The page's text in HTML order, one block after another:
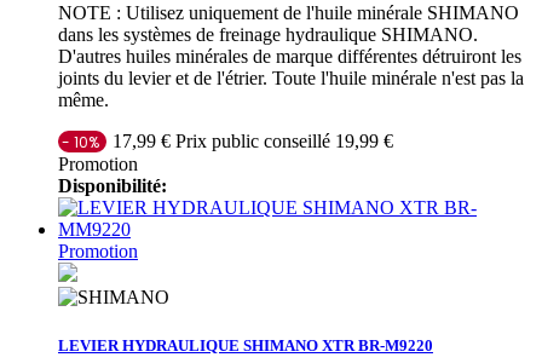
NOTE : Utilisez uniquement de l'huile minérale SHIMANO
dans les systèmes de freinage hydraulique SHIMANO.
D'autres huiles minérales de marque différentes détruiront les
joints du levier et de l'étrier. Toute l'huile minérale n'est pas la
même.
- 10% 17,99 € Prix public conseillé 19,99 €
Promotion
Disponibilité:
Promotion
LEVIER HYDRAULIQUE SHIMANO XTR BR-M9220